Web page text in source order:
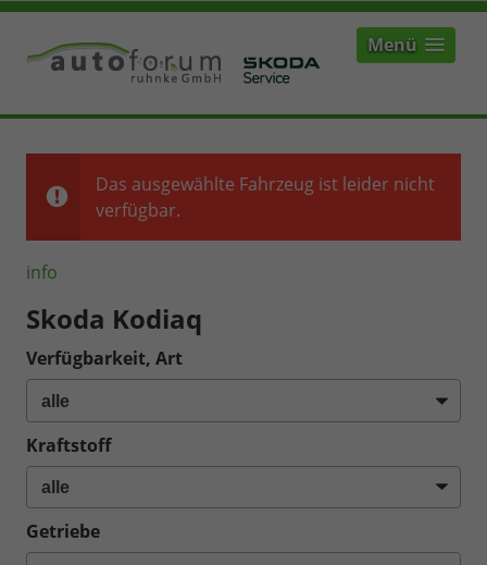
Menü
Das ausgewählte Fahrzeug ist leider nicht
verfügbar.
info
Skoda Kodiaq
Verfügbarkeit, Art
Kraftstoff
Getriebe